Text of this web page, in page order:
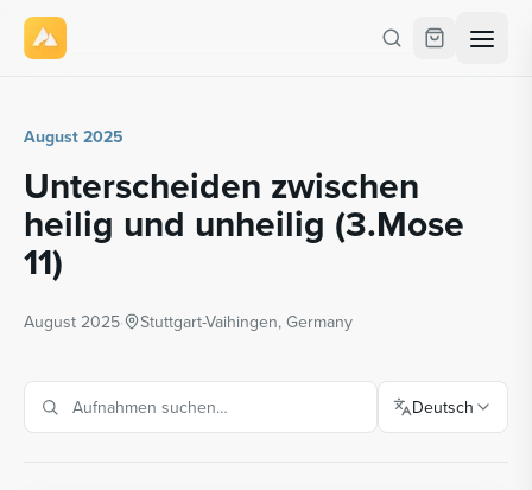
August 2025
Unterscheiden zwischen
heilig und unheilig (3.Mose
11)
August 2025· Stuttgart-Vaihingen, Germany
Deutsch